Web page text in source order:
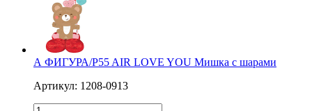
А ФИГУРА/P55 AIR LOVE YOU Мишка с шарами
Артикул: 1208-0913